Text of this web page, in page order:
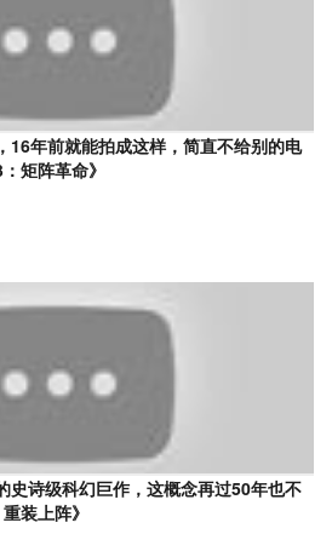
16年前就能拍成这样，简直不给别的电
矩阵革命》
史诗级科幻巨作，这概念再过50年也不
装上阵》